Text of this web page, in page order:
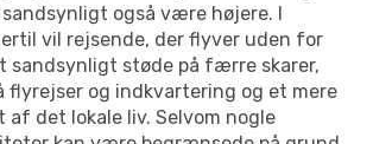
også være højere. I
vil rejsende, der flyver uden for
sandsynligt støde på færre skarer,
flyrejser og indkvartering og et mere
det lokale liv. Selvom nogle